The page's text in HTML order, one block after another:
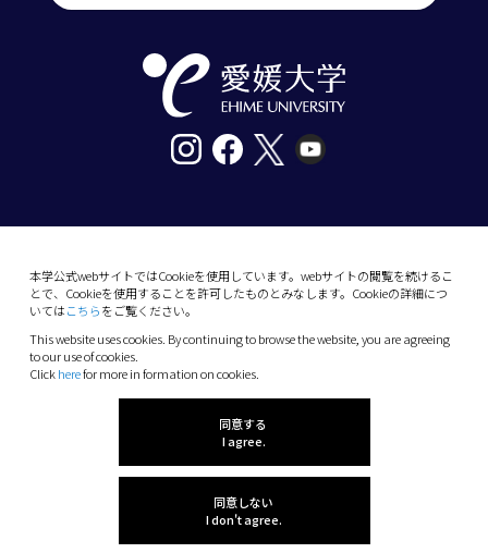
本学公式webサイトではCookieを使用しています。webサイトの閲覧を続けるこ
とで、Cookieを使用することを許可したものとみなします。Cookieの詳細につ
いてはこちらをご覧ください。
This website uses cookies. By continuing to browse the website, you are agreeing
to our use of cookies.
Clickherefor more in formation on cookies.
同意する
I agree.
同意しない
I don't agree.
10-13 Dogo-Himata, Matsuyama, Ehime 790-
Phone: +81 89-927-9000
(C) 2026 Ehime University.